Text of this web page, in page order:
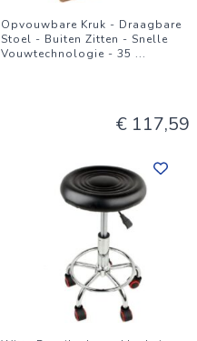
Opvouwbare Kruk - Draagbare
Stoel - Buiten Zitten - Snelle
Vouwtechnologie - 35 ...
€ 117,59